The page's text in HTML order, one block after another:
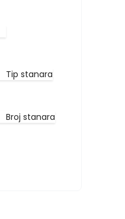
Tip stanara
Broj stanara